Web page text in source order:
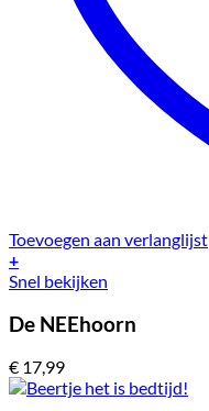
Toevoegen aan verlanglijst
+
Snel bekijken
De NEEhoorn
€ 17,99